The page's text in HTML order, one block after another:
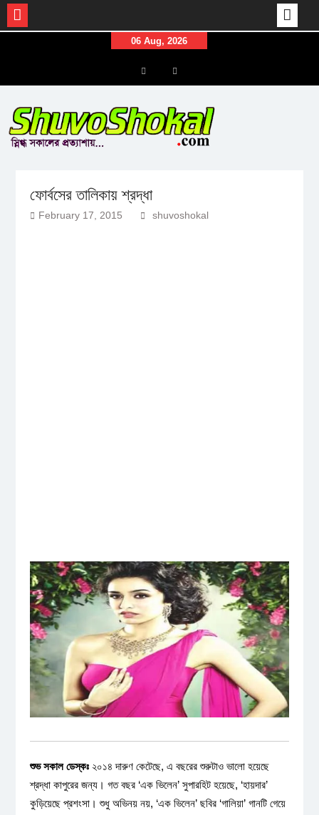
06 Aug, 2026
Item
Item
ফোর্বসের তালিকায় শ্রদ্ধা
February 17, 2015 shuvoshokal
শুভ সকাল ডেস্কঃ২০১৪ দারুণ কেটেছে, এ বছরের শুরুটাও ভালো হয়েছে
শ্রদ্ধা কাপুরের জন্য। গত বছর ‘এক ভিলেন’ সুপারহিট হয়েছে, ‘হায়দার’
কুড়িয়েছে প্রশংসা। শুধু অভিনয় নয়, ‘এক ভিলেন’ ছবির ‘গালিয়া’ গানটি গেয়ে